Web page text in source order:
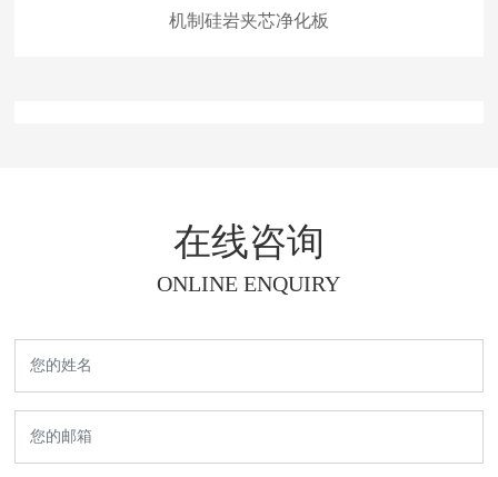
机制硅岩夹芯净化板
在线咨询
ONLINE ENQUIRY